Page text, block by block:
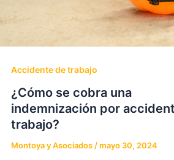
Accidente de trabajo
¿Cómo se cobra una
indemnización por
trabajo?
Montoya y Asociados/mayo 30, 2024